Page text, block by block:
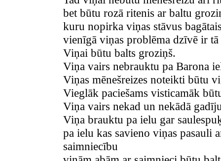
bet būtu rozā ritenis ar baltu
kuru nopirka viņas stāvus
vienīgā viņas problēma dzīvē ir
Viņai būtu balts groziņš.
Viņa vairs nebrauktu pa Barona
Viņas mēnešreizes noteikti būtu
Vieglāk paciešams visticamāk
Viņa vairs nekad un nekādā
Viņa brauktu pa ielu gar
pa ielu kas savieno viņas pasauli
saimniecību